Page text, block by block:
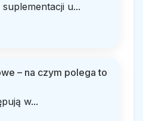
u...
– na czym polega to
w...